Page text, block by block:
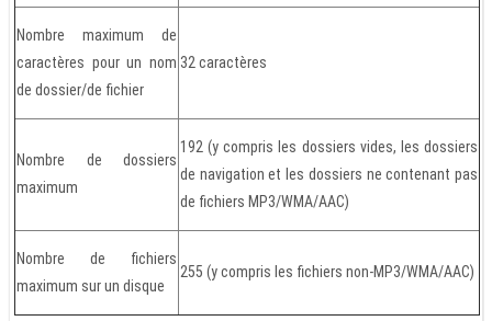
Nombre maximum de
caractères pour un nom
de dossier/de fichier
32 caractères
Nombre de dossiers
maximum
192 (y compris les dossiers vides, les dossiers
de navigation et les dossiers ne contenant pas
de fichiers MP3/WMA/AAC)
Nombre de fichiers
maximum sur un disque
255 (y compris les fichiers non-MP3/WMA/AAC)